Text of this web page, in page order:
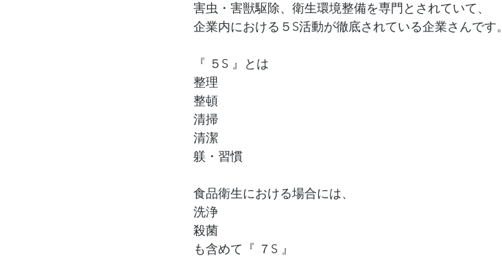
害虫・害獣駆除、衛生環境整備を専門とされていて、
企業内における５S活動が徹底されている企業さんです。
『 ５S 』とは
整理
整頓
清掃
清潔
躾・習慣
食品衛生における場合には、
洗浄
殺菌
も含めて『 ７S 』